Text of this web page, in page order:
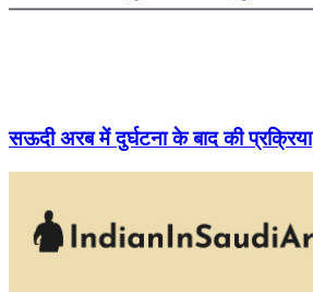
सऊदी अरब में दुर्घटना के बाद की प्रक्रिया